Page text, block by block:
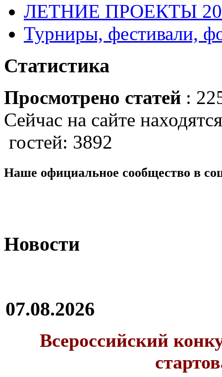
ЛЕТНИЕ ПРОЕКТЫ
Турниры, фестивали,
Статистика
Просмотрено статей :
Сейчас на сайте
гостей: 3892
Наше официальное сообщество в
Новости
07.08.2026
Всероссийский